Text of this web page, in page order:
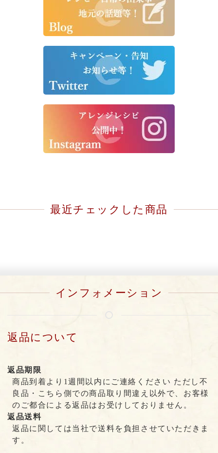
最近チェックした商品
インフォメーション
返品について
返品期限
商品到着より1週間以内にご連絡ください ただし不
良品・こちら側での商品取り間違え以外で、お客様
のご都合による返品はお受けしておりません。
返品送料
返品に関しては当社で送料を負担させていただきま
す。